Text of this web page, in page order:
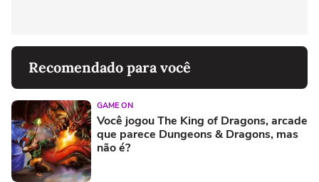
Recomendado para você
GAME ON
Você jogou The King of Dragons, arcade
que parece Dungeons & Dragons, mas
não é?